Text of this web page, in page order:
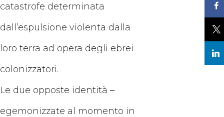
catastrofe determinata
dall’espulsione violenta dalla
loro terra ad opera degli ebrei
colonizzatori.
Le due opposte identità –
egemonizzate al momento in